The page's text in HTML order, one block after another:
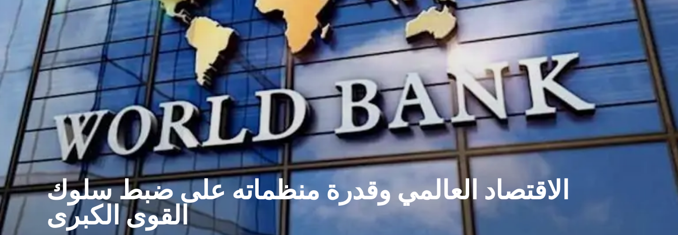
الاقتصاد العالمي وقدرة منظماته على ضبط سلوك
القوى الكبرى